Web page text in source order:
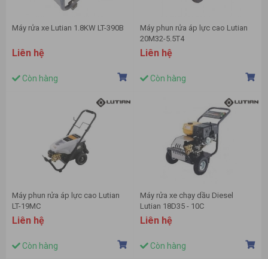
Máy rửa xe Lutian 1.8KW LT-390B
Liên hệ
Còn hàng
Máy phun rửa áp lực cao Lutian
20M32-5.5T4
Liên hệ
Còn hàng
Máy phun rửa áp lực cao Lutian
LT-19MC
Liên hệ
Còn hàng
Máy rửa xe chạy dầu Diesel
Lutian 18D35 - 10C
Liên hệ
Còn hàng